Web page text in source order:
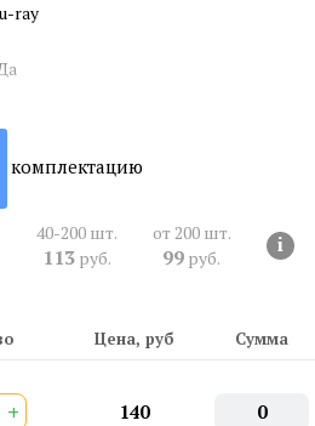
ray
Китай
комплектацию
40-200 шт.
113руб.
от 200 шт.
99 руб.
i
Цена, руб Сумма
+ 140 0